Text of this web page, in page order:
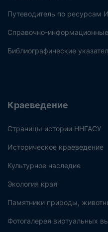
Путеводитель по ресурсам
Справочно-
Библиографические
Краеведение
Страницы истории ННГАСУ
Историческое краеведение
Культурное наследие
Экология края
Памятники природы,
Фотогалерея виртуальных